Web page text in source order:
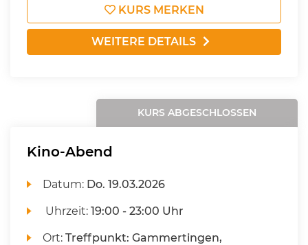
KURS MERKEN
WEITERE DETAILS
KURS ABGESCHLOSSEN
Kino-Abend
Datum: Do. 19.03.2026
Uhrzeit:19:00 - 23:00 Uhr
Ort:Treffpunkt: Gammertingen,